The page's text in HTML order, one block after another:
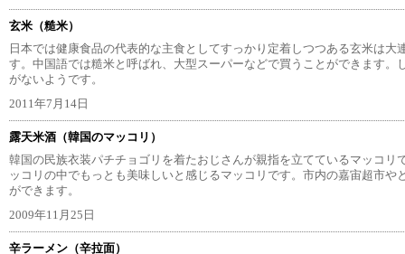
玄米（糙米）
日本では健康食品の代表的な主食としてすっかり定着しつつある玄米は大
す。中国語では糙米と呼ばれ、大型スーパーなどで買うことができます。
がないようです。
2011年7月14日
露天米酒（韓国のマッコリ）
韓国の民族衣装パチチョゴリを着たおじさんが親指を立てているマッコリ
ッコリの中でもっとも美味しいと感じるマッコリです。市内の嘉宙超市や
ができます。
2009年11月25日
辛ラーメン（辛拉面）